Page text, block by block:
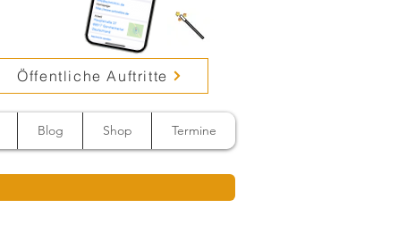
Öffentliche Auftritte
Blog Shop Termine